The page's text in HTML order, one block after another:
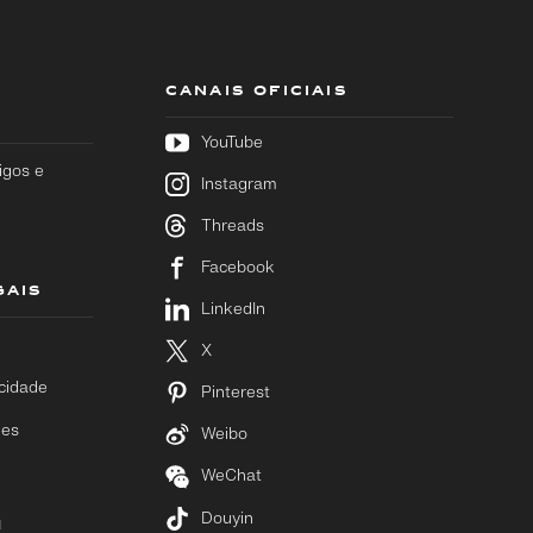
e
CANAIS OFICIAIS
YouTube
Instagram
Threads
Facebook
LinkedIn
X
Pinterest
Weibo
WeChat
Douyin